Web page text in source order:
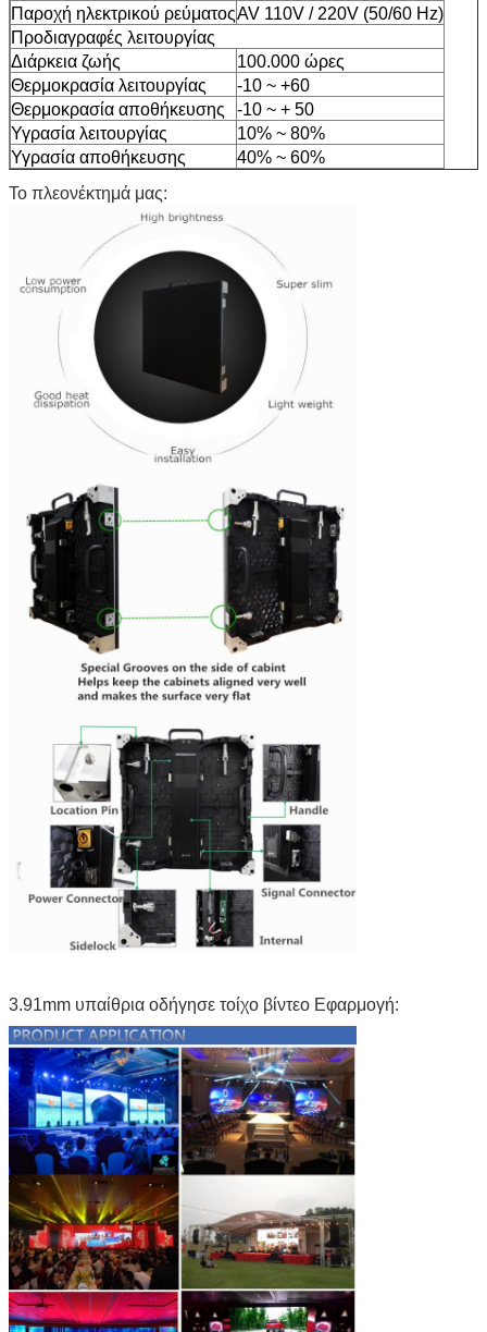
Παροχή ηλεκτρικού ρεύματοςAV 110V / 220V (50/60 Hz)
Προδιαγραφές λειτουργίας
Διάρκεια ζωής
100.000 ώρες
Θερμοκρασία λειτουργίας
-10 ~ +60
Θερμοκρασία αποθήκευσης
-10 ~ + 50
Υγρασία λειτουργίας
10% ~ 80%
Υγρασία αποθήκευσης
40% ~ 60%
Το πλεονέκτημά μας:
3.91mm υπαίθρια οδήγησε τοίχο βίντεο Εφαρμογή: